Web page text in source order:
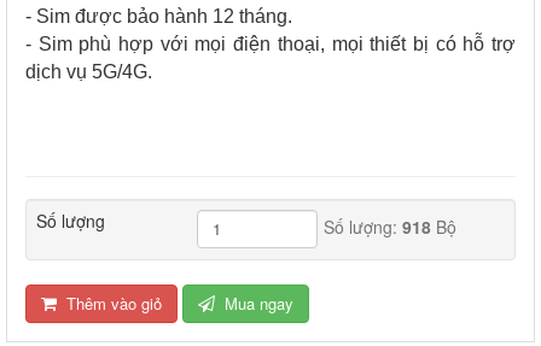
- Sim được bảo hành 12 tháng.
- Sim phù hợp với mọi điện thoại, mọi thiết bị có hỗ trợ
dịch vụ 5G/4G.
Số lượng Số lượng: 918Bộ
Thêm vào giỏ Mua ngay